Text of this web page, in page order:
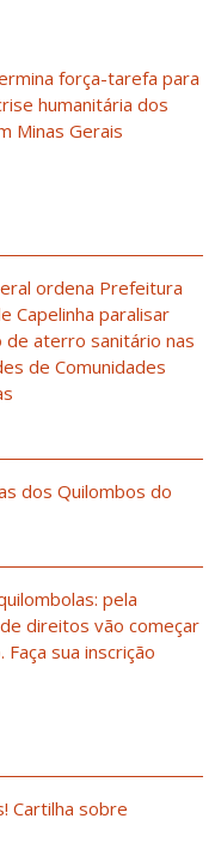
força-tarefa para
humanitária dos
Minas Gerais
ordena Prefeitura
Capelinha paralisar
de aterro sanitário nas
de Comunidades
dos Quilombos do
pela
direitos vão começar
sua inscrição
Cartilha sobre